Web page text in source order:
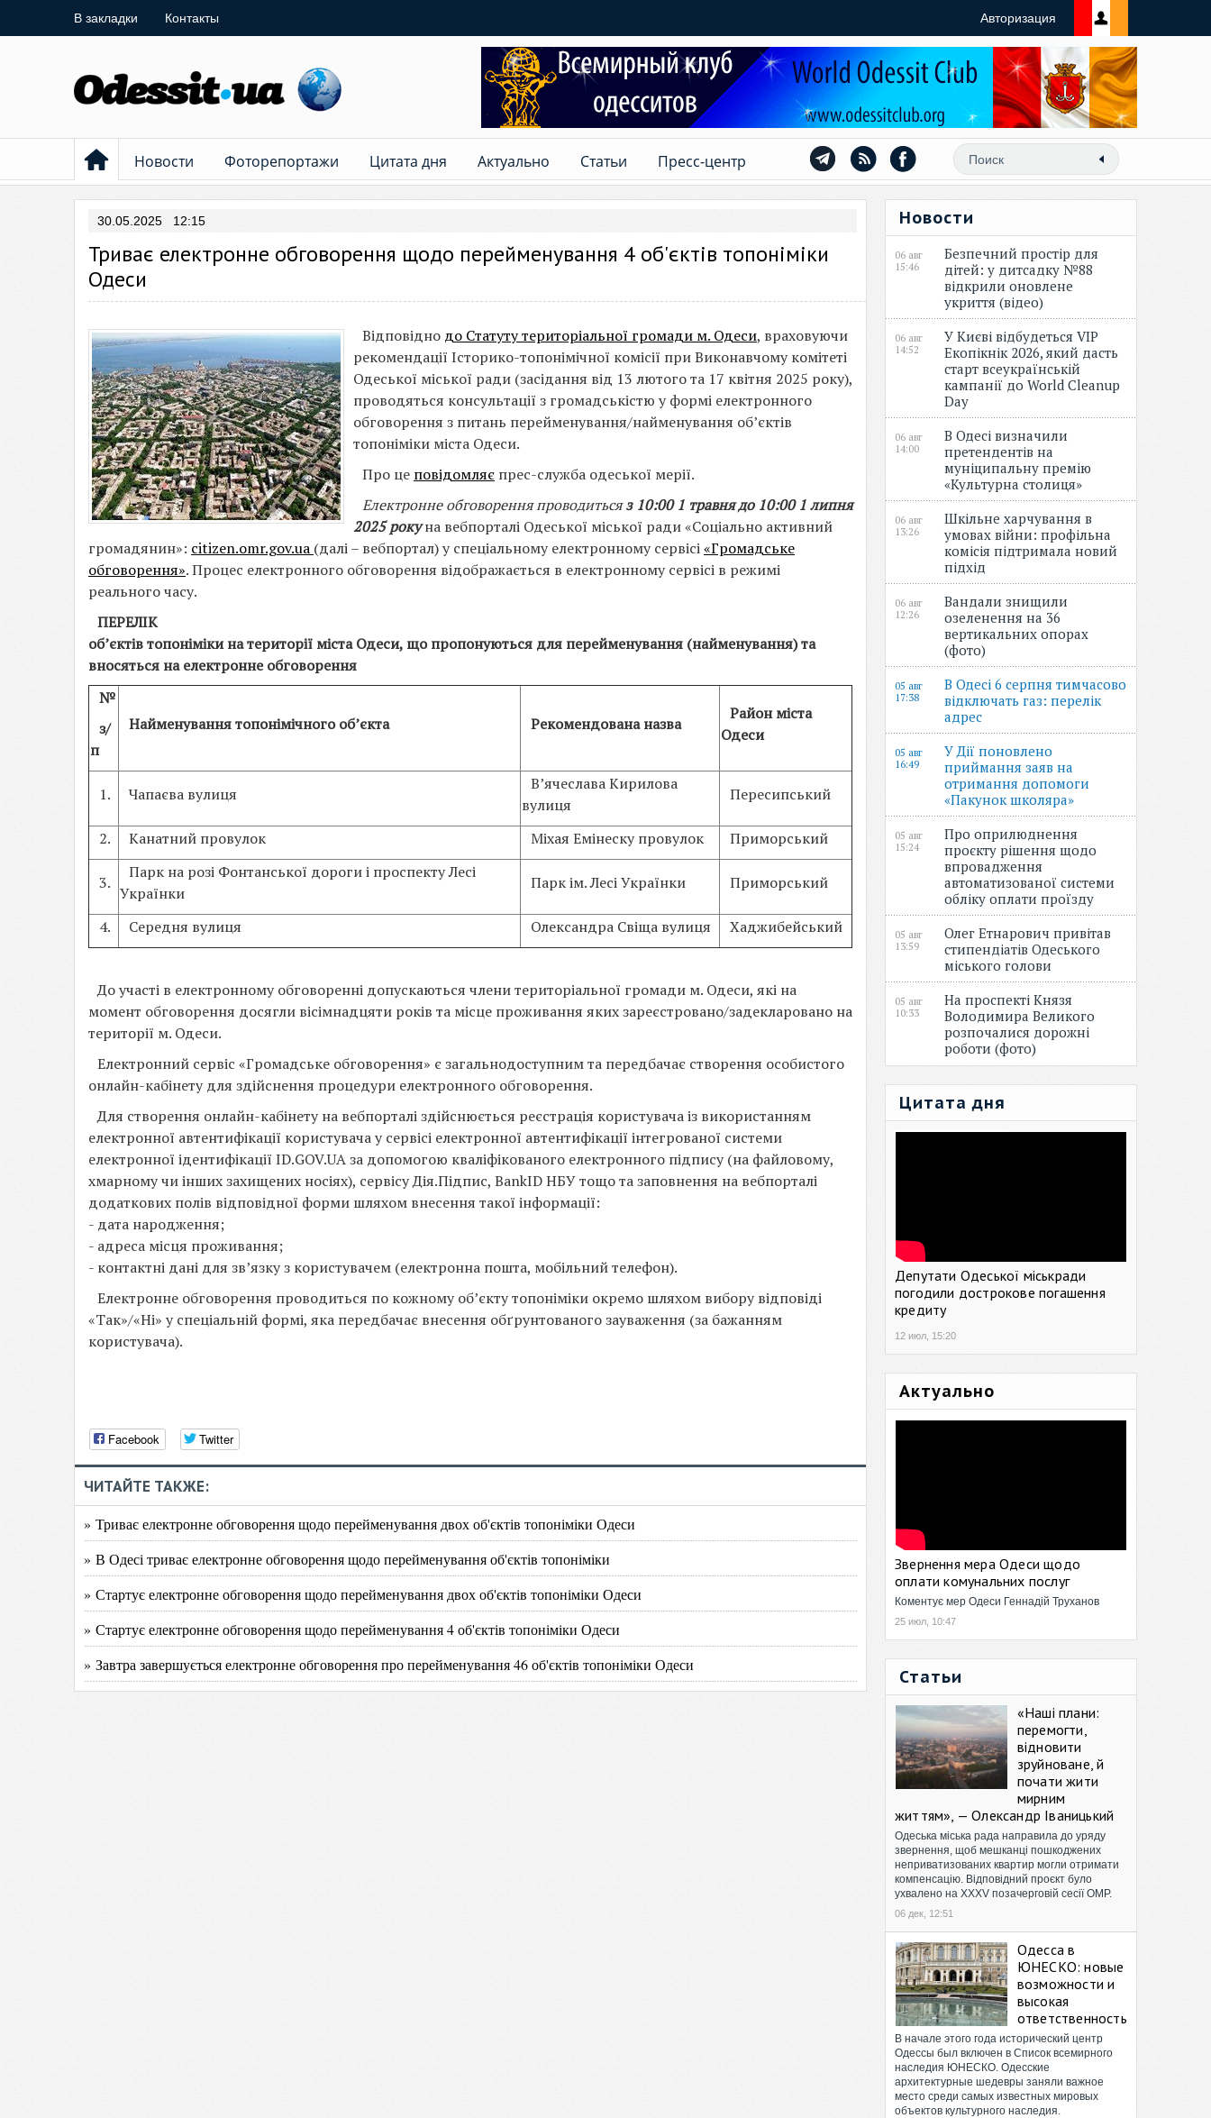
В закладки Контакты Авторизация
Новости Фоторепортажи Цитата дня Актуально Статьи Пресс-центр
30.05.2025 12:15
Триває електронне обговорення щодо перейменування 4 об'єктів топоніміки
Одеси
Відповідно до Статуту територіальної громади м. Одеси, враховуючи
рекомендації Історико-топонімічної комісії при Виконавчому комітеті
Одеської міської ради (засідання від 13 лютого та 17 квітня 2025 року),
проводяться консультації з громадськістю у формі електронного
обговорення з питань перейменування/найменування об’єктів
топоніміки міста Одеси.
Про це повідомляє прес-служба одеської мерії.
Електронне обговорення проводитьсяз 10:00 1 травня до 10:00 1 липня
2025 рокуна вебпорталі Одеської міської ради «Соціально активний
громадянин»: citizen.omr.gov.ua (далі – вебпортал) у спеціальному електронному сервісі«Громадське
обговорення». Процес електронного обговорення відображається в електронному сервісі в режимі
реального часу.
ПЕРЕЛІК
об’єктів топоніміки на території міста Одеси, що пропонуються для перейменування (найменування) та
вносяться на електронне обговорення
№
з/
п
Найменування топонімічного об’єкта Рекомендована назва
Район міста
Одеси
1. Чапаєва вулиця
В’ячеслава Кирилова
вулиця
Пересипський
2. Канатний провулок Міхая Емінеску провулок Приморський
3.
Парк на розі Фонтанської дороги і проспекту Лесі
Українки
Парк ім. Лесі Українки Приморський
4. Середня вулиця Олександра Свіща вулиця Хаджибейський
До участі в електронному обговоренні допускаються члени територіальної громади м. Одеси, які на
момент обговорення досягли вісімнадцяти років та місце проживання яких зареєстровано/задекларовано на
території м. Одеси.
Електронний сервіс «Громадське обговорення» є загальнодоступним та передбачає створення особистого
онлайн-кабінету для здійснення процедури електронного обговорення.
Для створення онлайн-кабінету на вебпорталі здійснюється реєстрація користувача із використанням
електронної автентифікації користувача у сервісі електронної автентифікації інтегрованої системи
електронної ідентифікації ID.GOV.UA за допомогою кваліфікованого електронного підпису (на файловому,
хмарному чи інших захищених носіях), сервісу Дія.Підпис, BankID НБУ тощо та заповнення на вебпорталі
додаткових полів відповідної форми шляхом внесення такої інформації:
- дата народження;
- адреса місця проживання;
- контактні дані для зв’язку з користувачем (електронна пошта, мобільний телефон).
Електронне обговорення проводиться по кожному об’єкту топоніміки окремо шляхом вибору відповіді
«Так»/«Ні» у спеціальній формі, яка передбачає внесення обґрунтованого зауваження (за бажанням
користувача).
Facebook Twitter
ЧИТАЙТЕ ТАКЖЕ:
» Триває електронне обговорення щодо перейменування двох об'єктів топоніміки Одеси
» В Одесі триває електронне обговорення щодо перейменування об'єктів топоніміки
» Стартує електронне обговорення щодо перейменування двох об'єктів топоніміки Одеси
» Стартує електронне обговорення щодо перейменування 4 об'єктів топоніміки Одеси
» Завтра завершується електронне обговорення про перейменування 46 об'єктів топоніміки Одеси
Новости
06 авг
15:46
Безпечний простір для
дітей: у дитсадку №88
відкрили оновлене
укриття (відео)
06 авг
14:52
У Києві відбудеться VIP
Екопікнік 2026, який дасть
старт всеукраїнській
кампанії до World Cleanup
Day
06 авг
14:00
В Одесі визначили
претендентів на
муніципальну премію
«Культурна столиця»
06 авг
13:26
Шкільне харчування в
умовах війни: профільна
комісія підтримала новий
підхід
06 авг
12:26
Вандали знищили
озеленення на 36
вертикальних опорах
(фото)
05 авг
17:38
В Одесі 6 серпня тимчасово
відключать газ: перелік
адрес
05 авг
16:49
У Дії поновлено
приймання заяв на
отримання допомоги
«Пакунок школяра»
05 авг
15:24
Про оприлюднення
проєкту рішення щодо
впровадження
автоматизованої системи
обліку оплати проїзду
05 авг
13:59
Олег Етнарович привітав
стипендіатів Одеського
міського голови
05 авг
10:33
На проспекті Князя
Володимира Великого
розпочалися дорожні
роботи (фото)
Цитата дня
Депутати Одеської міськради
погодили дострокове погашення
кредиту
12 июл, 15:20
Актуально
Звернення мера Одеси щодо
оплати комунальних послуг
Коментує мер Одеси Геннадій Труханов
25 июл, 10:47
Статьи
«Наші плани:
перемогти,
відновити
зруйноване, й
почати жити
мирним
життям», — Олександр Іваницький
Одеська міська рада направила до уряду
звернення, щоб мешканці пошкоджених
неприватизованих квартир могли отримати
компенсацію. Відповідний проєкт було
ухвалено на XXXV позачерговій сесії ОМР.
06 дек, 12:51
Одесса в
ЮНЕСКО: новые
возможности и
высокая
ответственность
В начале этого года исторический центр
Одессы был включен в Список всемирного
наследия ЮНЕСКО. Одесские
архитектурные шедевры заняли важное
место среди самых известных мировых
объектов культурного наследия.